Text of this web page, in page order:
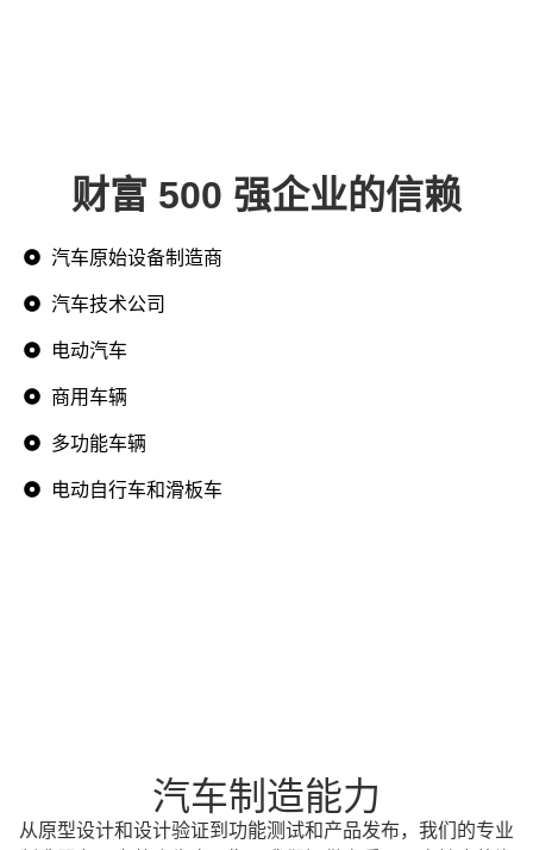
财富 500 强企业的信赖
汽车原始设备制造商
汽车技术公司
电动汽车
商用车辆
多功能车辆
电动自行车和滑板车
汽车制造能力
从原型设计和设计验证到功能测试和产品发布，我们的专业